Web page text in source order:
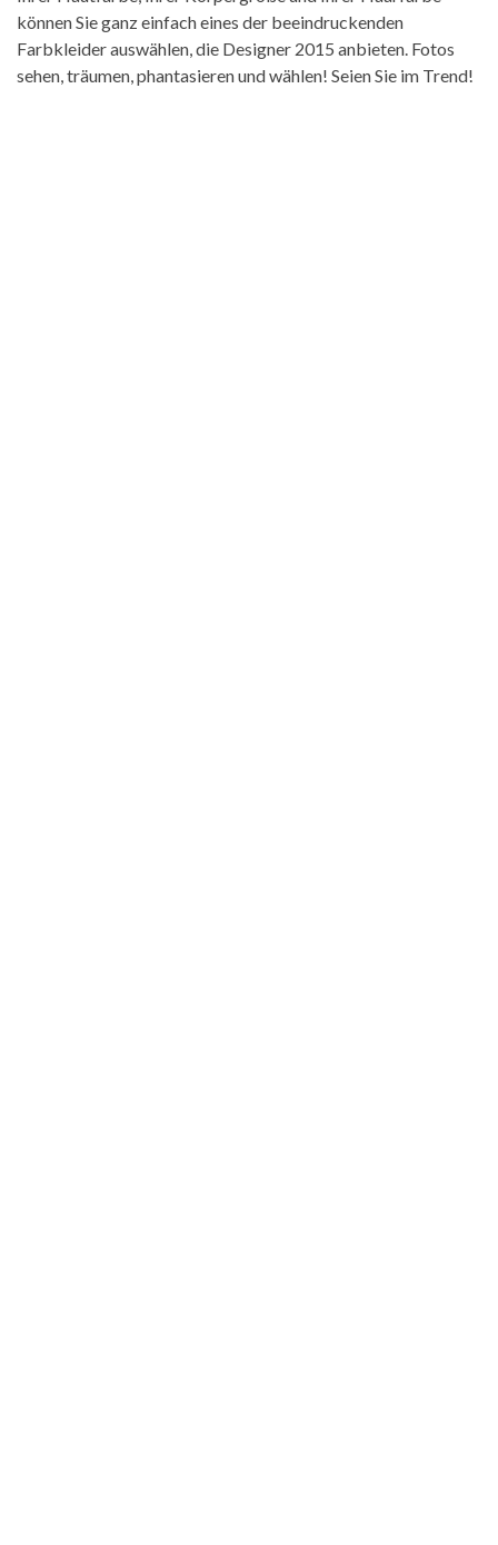
können Sie ganz einfach eines der beeindruckenden
Farbkleider auswählen, die Designer 2015 anbieten. Fotos
sehen, träumen, phantasieren und wählen! Seien Sie im Trend!